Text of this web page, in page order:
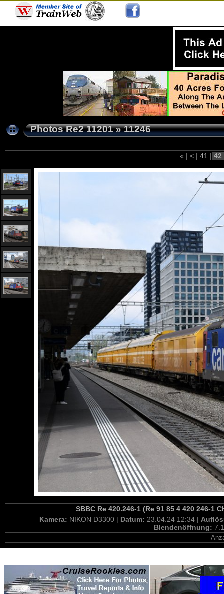
Photos Re2 11201»11246
« | < | 41 | 42
SBBC Re 420.246-1 (Re 91 85 4 420 246-1
Kamera: NIKON D3300 | Datum: 23.04.24 12:34 |
Blendenöffnung: